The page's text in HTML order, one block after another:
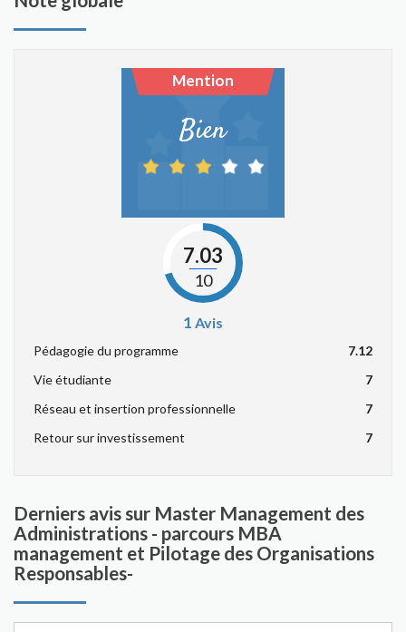
Mention
Bien
7.03
10
1 Avis
Pédagogie du programme
7.12
Vie étudiante
7
Réseau et insertion professionnelle
7
Retour sur investissement
7
Derniers avis sur Master Management des
Administrations - parcours MBA
management et Pilotage des Organisations
Responsables-